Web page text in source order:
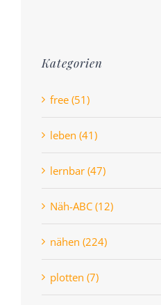
Kategorien
free (51)
leben (41)
lernbar (47)
Näh-ABC (12)
nähen (224)
plotten (7)